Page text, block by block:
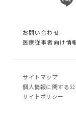
お問い合わせ
医療従事者向け情
サイトマップ
個⼈情報に関する
サイトポリシー